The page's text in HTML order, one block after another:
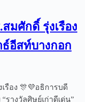
มศักดิ์ รุ่งเรือง
อีสท์บางกอก
รือง 🎊💜อธิการบดี
รางวัลศิษย์เก่าดีเด่น”